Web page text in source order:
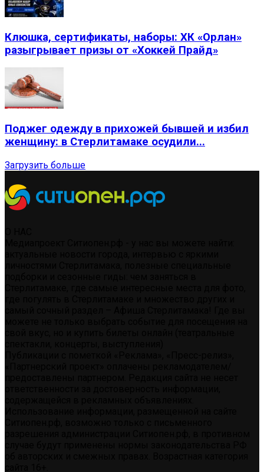
Клюшка, сертификаты, наборы: ХК «Орлан»
разыгрывает призы от «Хоккей Прайд»
Поджег одежду в прихожей бывшей и избил
женщину: в Стерлитамаке осудили...
Загрузить больше